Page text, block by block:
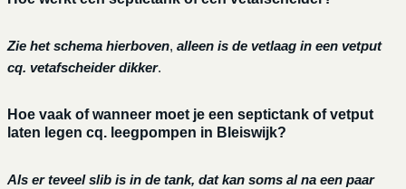
Zie het schema hierboven, alleen is de vetlaag in een vetput
cq. vetafscheider dikker.
Hoe vaak of wanneer moet je een septictank of vetput
laten legen cq. leegpompen in Bleiswijk?
Als er teveel slib is in de tank, dat kan soms al na een paar